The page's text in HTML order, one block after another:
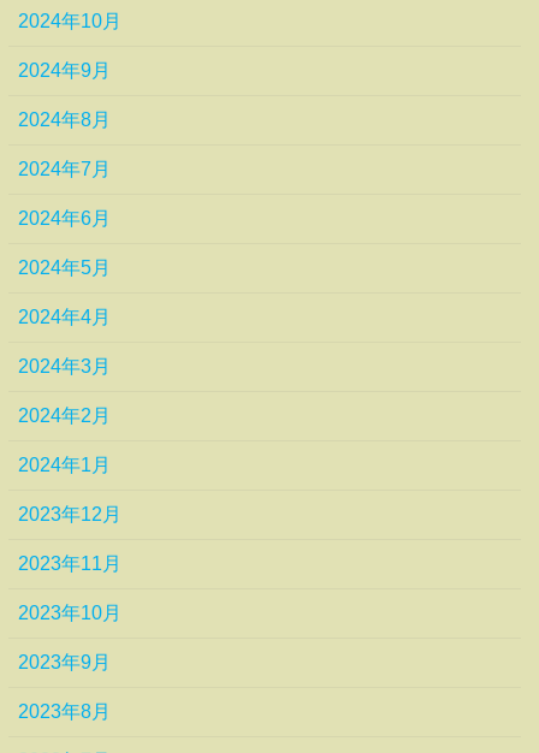
2024年10月
2024年9月
2024年8月
2024年7月
2024年6月
2024年5月
2024年4月
2024年3月
2024年2月
2024年1月
2023年12月
2023年11月
2023年10月
2023年9月
2023年8月